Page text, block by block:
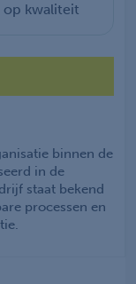
op kwaliteit
binnen de
in de
staat bekend
processen en